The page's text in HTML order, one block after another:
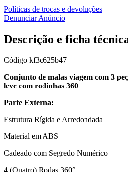
Políticas de trocas e devoluções
Denunciar Anúncio
Descrição e ficha
Código kf3c625b47
Conjunto de malas viagem com 3
leve com rodinhas 360
Parte Externa:
Estrutura Rígida e Arredondada
Material em ABS
Cadeado com Segredo Numérico
4 (Quatro) Rodas 360°